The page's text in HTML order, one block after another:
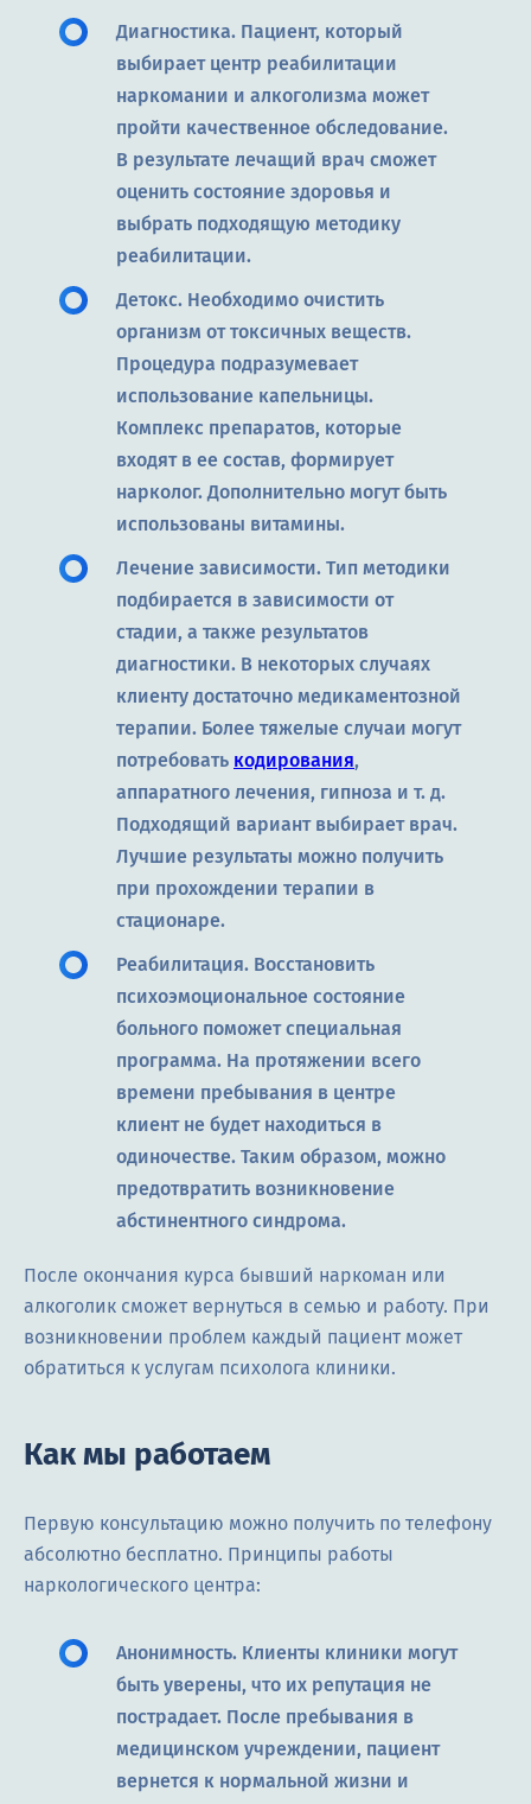
Диагностика. Пациент, который
выбирает центр реабилитации
наркомании и алкоголизма может
пройти качественное обследование.
В результате лечащий врач сможет
оценить состояние здоровья и
выбрать подходящую методику
реабилитации.
Детокс. Необходимо очистить
организм от токсичных веществ.
Процедура подразумевает
использование капельницы.
Комплекс препаратов, которые
входят в ее состав, формирует
нарколог. Дополнительно могут быть
использованы витамины.
Лечение зависимости. Тип методики
подбирается в зависимости от
стадии, а также результатов
диагностики. В некоторых случаях
клиенту достаточно медикаментозной
терапии. Более тяжелые случаи могут
потребовать кодирования,
аппаратного лечения, гипноза и т. д.
Подходящий вариант выбирает врач.
Лучшие результаты можно получить
при прохождении терапии в
стационаре.
Реабилитация. Восстановить
психоэмоциональное состояние
больного поможет специальная
программа. На протяжении всего
времени пребывания в центре
клиент не будет находиться в
одиночестве. Таким образом, можно
предотвратить возникновение
абстинентного синдрома.
После окончания курса бывший наркоман или
алкоголик сможет вернуться в семью и работу. При
возникновении проблем каждый пациент может
обратиться к услугам психолога клиники.
Как мы работаем
Первую консультацию можно получить по телефону
абсолютно бесплатно. Принципы работы
наркологического центра:
Анонимность. Клиенты клиники могут
быть уверены, что их репутация не
пострадает. После пребывания в
медицинском учреждении, пациент
вернется к нормальной жизни и